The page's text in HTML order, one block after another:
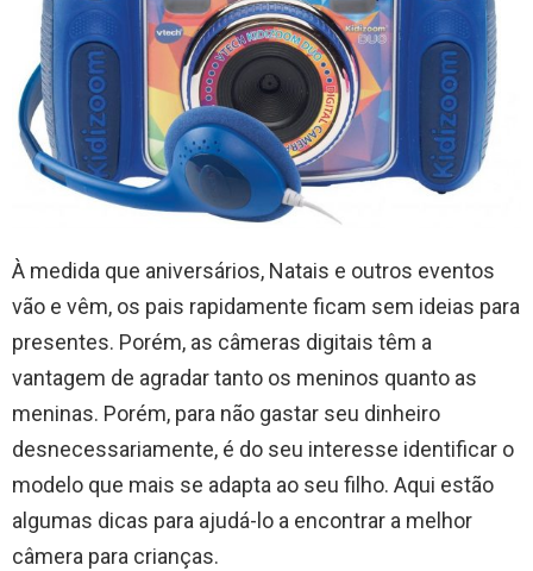
À medida que aniversários, Natais e outros eventos
vão e vêm, os pais rapidamente ficam sem ideias para
presentes. Porém, as câmeras digitais têm a
vantagem de agradar tanto os meninos quanto as
meninas. Porém, para não gastar seu dinheiro
desnecessariamente, é do seu interesse identificar o
modelo que mais se adapta ao seu filho. Aqui estão
algumas dicas para ajudá-lo a encontrar a melhor
câmera para crianças.